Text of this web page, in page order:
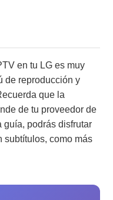
en tu LG es muy
de reproducción y
que la
de tu proveedor de
guía, podrás disfrutar
subtítulos, como más